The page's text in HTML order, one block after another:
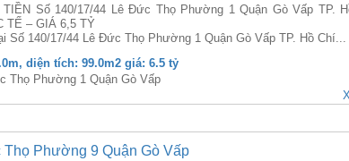
Số 140/17/44 Lê Đức Thọ Phường 1 Quận Gò Vấp TP.
TẾ – GIÁ 6,5 TỶ
Số 140/17/44 Lê Đức Thọ Phường 1 Quận Gò Vấp TP. Hồ Chí...
diện tích: 99.0m2 giá: 6.5 tỷ
Thọ Phường 1 Quận Gò Vấp
Phường 9 Quận Gò Vấp